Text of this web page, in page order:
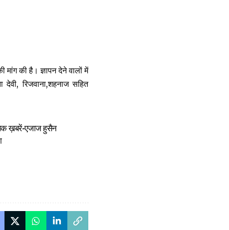
की है। ज्ञापन देने वालों में
देवी, रिजवाना,शहनाज सहित
ख़बरें-एजाज हुसैन